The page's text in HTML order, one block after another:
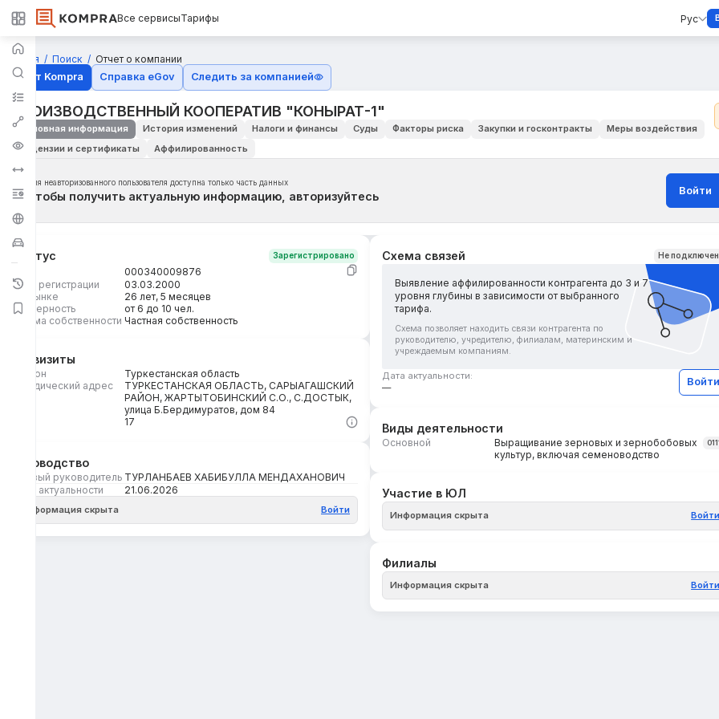
Все сервисыТарифы Рус
Главная Поиск
Отчет о компании
Отчёт Kompra
Справка eGov Следить за компанией
ПРОИЗВОДСТВЕННЫЙ КООПЕРАТИВ "КОНЫРАТ-1"
Основная информация История изменений Налоги и финансы Суды Факторы риска Закупки и госконтракты
Меры воздействия
Лицензии и сертификаты
Аффилированность
Для неавторизованного пользователя доступна только часть данных
Чтобы получить актуальную информацию, авторизуйтесь Войти
Статус Зарегистрировано
000340009876
Дата регистрации
03.03.2000
На рынке
26 лет, 5 месяцев
Размерность
от 6 до 10 чел.
Форма собственности Частная собственность
Реквизиты
Регион
Туркестанская область
Юридический адрес
ТУРКЕСТАНСКАЯ ОБЛАСТЬ, САРЫАГАШСКИЙ
РАЙОН, ЖАРТЫТОБИНСКИЙ С.О., С.ДОСТЫК,
улица Б.Бердимуратов, дом 84
17
Руководство
Первый руководитель ТУРЛАНБАЕВ ХАБИБУЛЛА МЕНДАХАНОВИЧ
Дата актуальности
21.06.2026
Информация скрыта Войти
Схема связей Не
Выявление аффилированности контрагента до 3 и 7
уровня глубины в зависимости от выбранного
тарифа.
Схема позволяет находить связи контрагента по
руководителю, учредителю, филиалам, материнским и
учреждаемым компаниям.
Дата актуальности:
—
Войти
Виды деятельности
Основной
Выращивание зерновых и зернобобовых
культур, включая семеноводство
Участие в ЮЛ
Информация скрыта Войти
Филиалы
Информация скрыта Войти